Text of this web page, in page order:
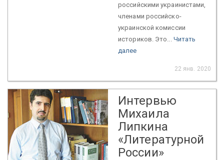
российскими украинистами,
членами российско-
украинской комиссии
историков. Это... Читать
далее
22 янв. 2020
Интервью
Михаила
Липкина
«Литературной
России»